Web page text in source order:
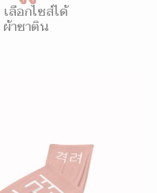
ลือกไซส์ได้
ผ้าซาติน